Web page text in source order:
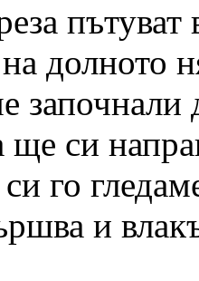
пътуват
долното
започнали
ще си
го
и